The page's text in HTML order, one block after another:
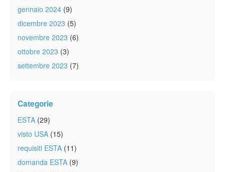
gennaio 2024 (9)
dicembre 2023 (5)
novembre 2023 (6)
ottobre 2023 (3)
settembre 2023 (7)
Categorie
ESTA (29)
visto USA (15)
requisiti ESTA (11)
domanda ESTA (9)